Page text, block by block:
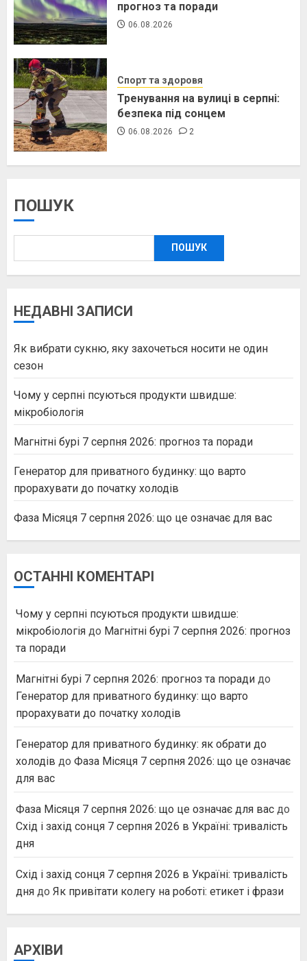
прогноз та поради
06.08.2026
Спорт та здоровя
Тренування на вулиці в серпні:
безпека під сонцем
06.08.2026 2
ПОШУК
ПОШУК
НЕДАВНІ ЗАПИСИ
Як вибрати сукню, яку захочеться носити не один
сезон
Чому у серпні псуються продукти швидше:
мікробіологія
Магнітні бурі 7 серпня 2026: прогноз та поради
Генератор для приватного будинку: що варто
прорахувати до початку холодів
Фаза Місяця 7 серпня 2026: що це означає для вас
ОСТАННІ КОМЕНТАРІ
Чому у серпні псуються продукти швидше:
мікробіологія до Магнітні бурі 7 серпня 2026: прогноз
та поради
Магнітні бурі 7 серпня 2026: прогноз та поради до
Генератор для приватного будинку: що варто
прорахувати до початку холодів
Генератор для приватного будинку: як обрати до
холодів до Фаза Місяця 7 серпня 2026: що це означає
для вас
Фаза Місяця 7 серпня 2026: що це означає для вас до
Схід і захід сонця 7 серпня 2026 в Україні: тривалість
дня
Схід і захід сонця 7 серпня 2026 в Україні: тривалість
дня до Як привітати колегу на роботі: етикет і фрази
АРХІВИ